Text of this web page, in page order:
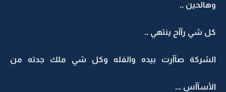
وهالحين ..
كل شي رآآح ينتهي ..
الشركة صآآرت بيده والفله وكل شي ملك جدته من
الأسآآس ...